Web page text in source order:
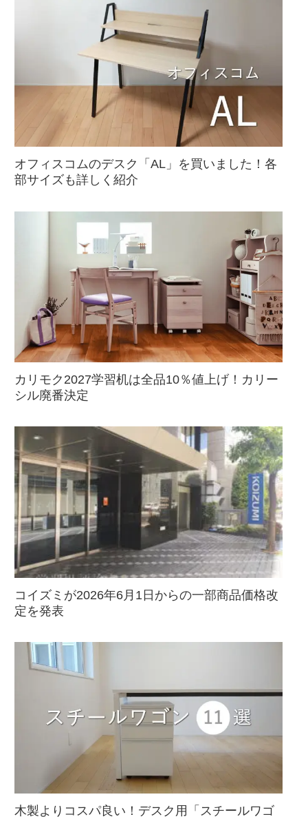
オフィスコムのデスク「AL」を買いました！各
部サイズも詳しく紹介
カリモク2027学習机は全品10％値上げ！カリー
シル廃番決定
コイズミが2026年6月1日からの一部商品価格改
定を発表
木製よりコスパ良い！デスク用「スチールワゴ